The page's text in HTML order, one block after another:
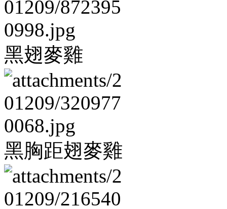
黑翅麥雞
黑胸距翅麥雞